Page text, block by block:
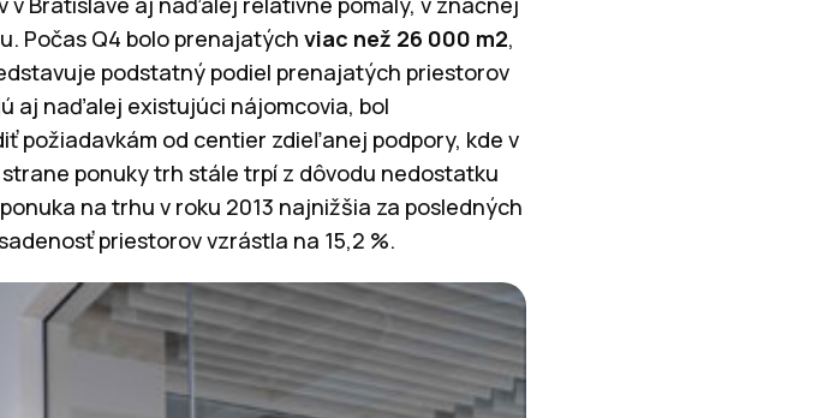
Počas Q4 bolo prenajatých viac než 26 000 m2,
podstatný podiel prenajatých priestorov
aj naďalej existujúci nájomcovia, bol
požiadavkám od centier zdieľanej podpory, kde v
strane ponuky trh stále trpí z dôvodu nedostatku
na trhu v roku 2013 najnižšia za posledných
priestorov vzrástla na 15,2 %.